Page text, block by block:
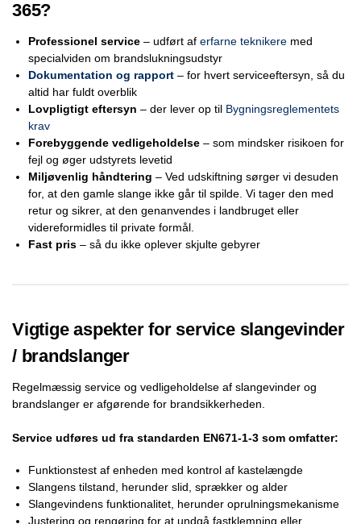
365?
Professionel service – udført af erfarne teknikere med
specialviden om brandslukningsudstyr
Dokumentation og rapport – for hvert serviceeftersyn, så du
altid har fuldt overblik
Lovpligtigt eftersyn – der lever op til Bygningsreglementets
krav
Forebyggende vedligeholdelse – som mindsker risikoen for
fejl og øger udstyrets levetid
Miljøvenlig håndtering – Ved udskiftning sørger vi desuden
for, at den gamle slange ikke går til spilde. Vi tager den med
retur og sikrer, at den genanvendes i landbruget eller
videreformidles til private formål.
Fast pris – så du ikke oplever skjulte gebyrer
Vigtige aspekter for service slangevinder
/ brandslanger
Regelmæssig service og vedligeholdelse af slangevinder og
brandslanger er afgørende for brandsikkerheden.
Service udføres ud fra standarden EN671-1-3 som omfatter:
Funktionstest af enheden med kontrol af kastelængde
Slangens tilstand, herunder slid, sprækker og alder
Slangevindens funktionalitet, herunder oprulningsmekanisme
Justering og rengøring for at undgå fastklemning eller